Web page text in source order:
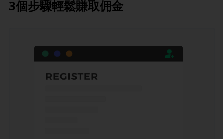
3個步驟輕鬆賺取佣金